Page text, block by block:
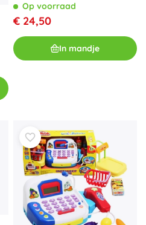
Op voorraad
€ 24,50
In mandje